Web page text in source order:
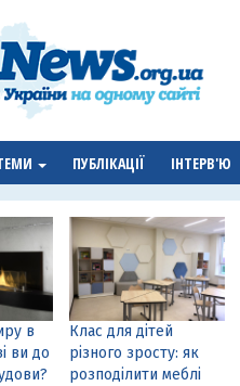
ПУБЛІКАЦІЇ ІНТЕРВ'Ю
в
ви до
Клас для дітей
різного зросту: як
розподілити меблі